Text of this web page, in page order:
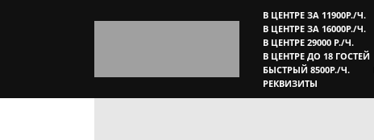
В ЦЕНТРЕ ЗА 11900Р./Ч.
В ЦЕНТРЕ ЗА 16000Р./Ч.
В ЦЕНТРЕ 29000 Р./Ч.
В ЦЕНТРЕ ДО 18 ГОСТЕЙ
БЫСТРЫЙ 8500Р./Ч.
РЕКВИЗИТЫ